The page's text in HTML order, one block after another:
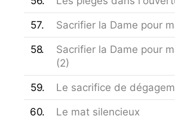
57 Sacrifier la Dame pour
58
Sacrifier la Dame pour
(2)
59 Le sacrifice de
60 Le mat silencieux